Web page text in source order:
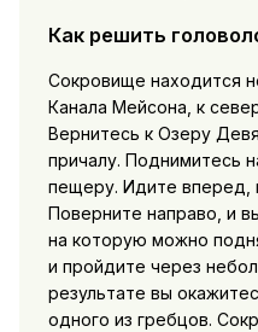
Как решить
Сокровище находится
Канала Мейсона, к
Вернитесь к Озеру
причалу. Поднимитесь
пещеру. Идите вперед,
Поверните направо, и
на которую можно
и пройдите через
результате вы
одного из гребцов.